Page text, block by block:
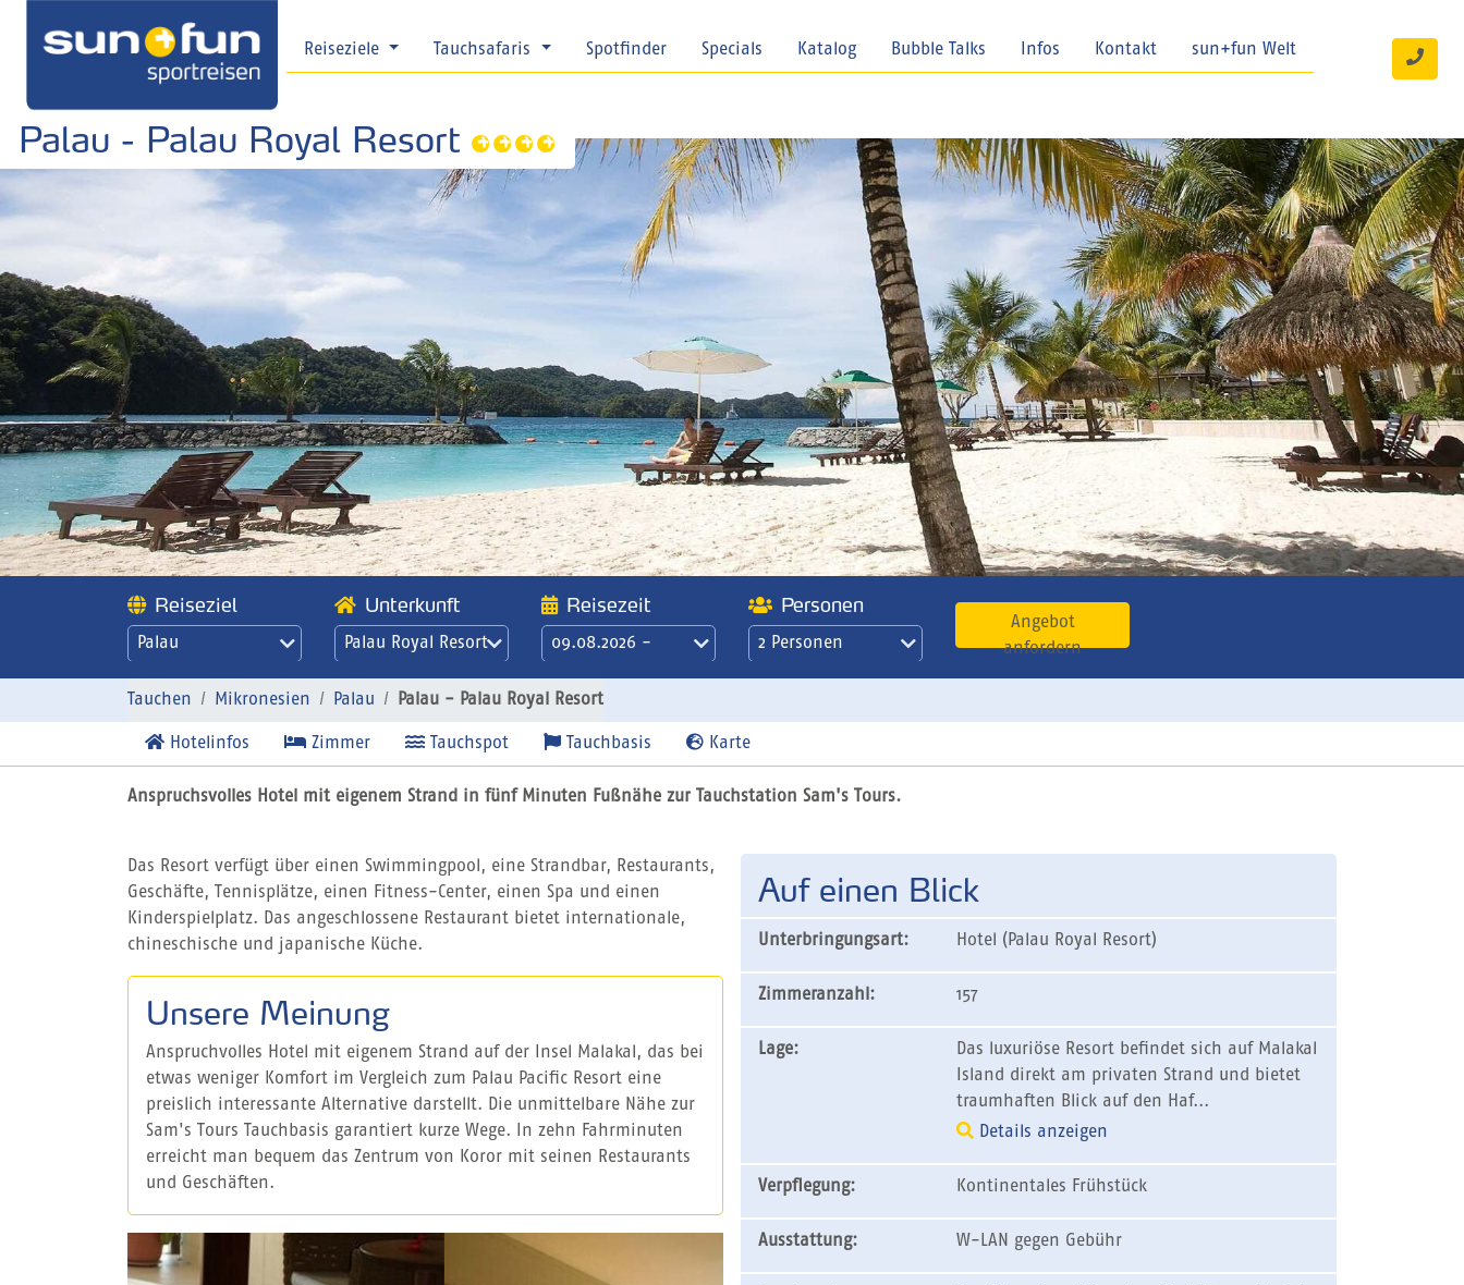
Reiseziele Tauchsafaris Spotfinder Specials Katalog Bubble Talks Infos Kontakt sun+fun Welt
Palau - Palau Royal Resort
Reiseziel
Palau
Unterkunft
Palau Royal Resort
Resort
Reisezeit
09.08.2026 -
21 Übernachtungen
/ 3 Wochen
Personen
2 Personen
Angebot
anfordern
Tauchen Mikronesien Palau Palau - Palau Royal Resort
Hotelinfos Zimmer Tauchspot Tauchbasis Karte
Anspruchsvolles Hotel mit eigenem Strand in fünf Minuten Fußnähe zur Tauchstation Sam's Tours.
Das Resort verfügt über einen Swimmingpool, eine Strandbar, Restaurants,
Geschäfte, Tennisplätze, einen Fitness-Center, einen Spa und einen
Kinderspielplatz. Das angeschlossene Restaurant bietet internationale,
chineschische und japanische Küche.
Unsere Meinung
Anspruchvolles Hotel mit eigenem Strand auf der Insel Malakal, das bei
etwas weniger Komfort im Vergleich zum Palau Pacific Resort eine
preislich interessante Alternative darstellt. Die unmittelbare Nähe zur
Sam's Tours Tauchbasis garantiert kurze Wege. In zehn Fahrminuten
erreicht man bequem das Zentrum von Koror mit seinen Restaurants
und Geschäften.
Auf einen Blick
Unterbringungsart: Hotel (Palau Royal Resort)
Zimmeranzahl: 157
Lage:
Das luxuriöse Resort befindet sich auf Malakal
Island direkt am privaten Strand und bietet
traumhaften Blick auf den Haf...
Details anzeigen
Verpflegung: Kontinentales Frühstück
Ausstattung: W-LAN gegen Gebühr